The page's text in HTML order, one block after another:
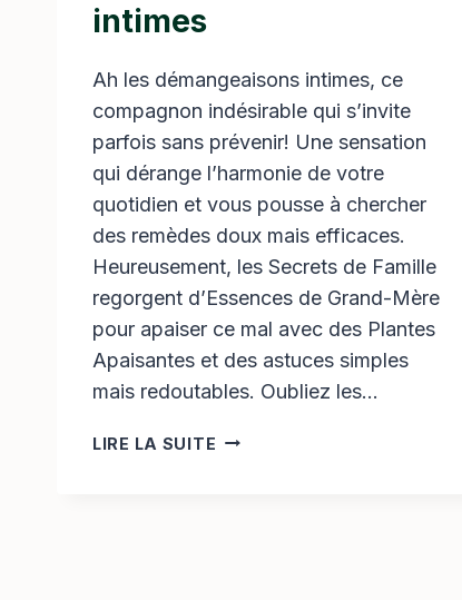
intimes
Ah les démangeaisons intimes, ce
compagnon indésirable qui s’invite
parfois sans prévenir! Une sensation
qui dérange l’harmonie de votre
quotidien et vous pousse à chercher
des remèdes doux mais efficaces.
Heureusement, les Secrets de Famille
regorgent d’Essences de Grand-Mère
pour apaiser ce mal avec des Plantes
Apaisantes et des astuces simples
mais redoutables. Oubliez les…
LIRE LA SUITE REMÈDES